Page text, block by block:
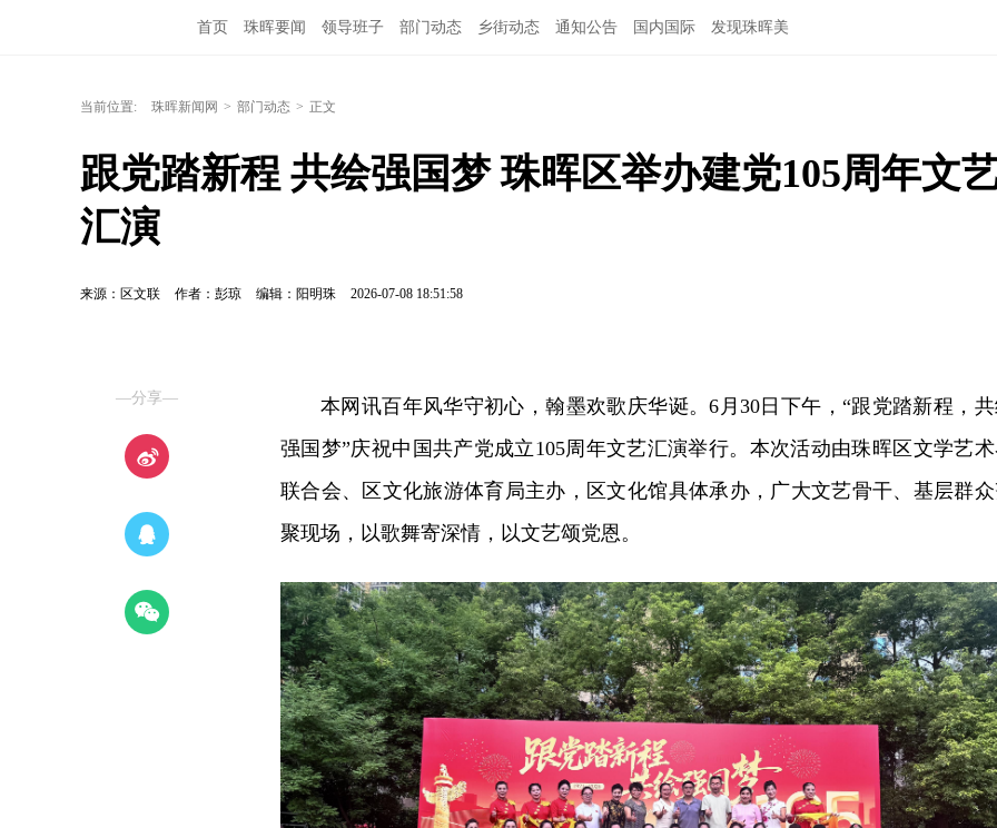
首页 珠晖要闻 领导班子 部门动态 乡街动态 通知公告 国内国际 发现珠晖美
当前位置: 珠晖新闻网 > 部门动态 > 正文
跟党踏新程 共绘强国梦 珠晖区举办建党105周年文
汇演
来源：区文联 作者：彭琼 编辑：阳明珠 2026-07-08 18:51:58
—分享—
本网讯百年风华守初心，翰墨欢歌庆华诞。6月30日下午，“跟党踏新程，
强国梦”庆祝中国共产党成立105周年文艺汇演举行。本次活动由珠晖区文学艺
联合会、区文化旅游体育局主办，区文化馆具体承办，广大文艺骨干、基层群
聚现场，以歌舞寄深情，以文艺颂党恩。